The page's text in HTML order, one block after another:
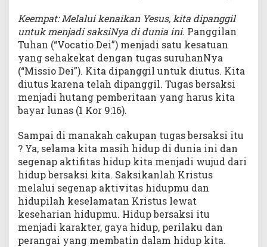
Keempat: Melalui kenaikan Yesus, kita dipanggil
untuk menjadi saksiNya di dunia ini. Panggilan
Tuhan (“Vocatio Dei”) menjadi satu kesatuan
yang sehakekat dengan tugas suruhanNya
(“Missio Dei”). Kita dipanggil untuk diutus. Kita
diutus karena telah dipanggil. Tugas bersaksi
menjadi hutang pemberitaan yang harus kita
bayar lunas (1 Kor 9:16).
Sampai di manakah cakupan tugas bersaksi itu
? Ya, selama kita masih hidup di dunia ini dan
segenap aktifitas hidup kita menjadi wujud dari
hidup bersaksi kita. Saksikanlah Kristus
melalui segenap aktivitas hidupmu dan
hidupilah keselamatan Kristus lewat
keseharian hidupmu. Hidup bersaksi itu
menjadi karakter, gaya hidup, perilaku dan
perangai yang membatin dalam hidup kita.